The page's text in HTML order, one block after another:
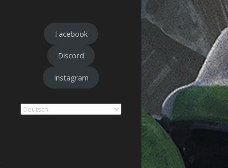
Facebook
Discord
Instagram
Sprache